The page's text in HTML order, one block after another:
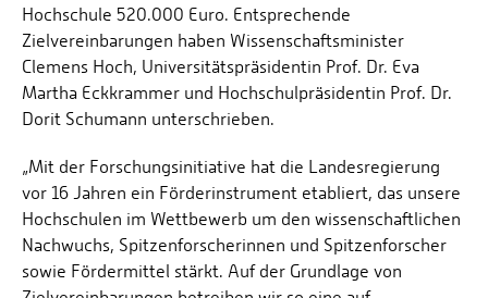
Hochschule 520.000 Euro. Entsprechende
Zielvereinbarungen haben Wissenschaftsminister
Clemens Hoch, Universitätspräsidentin Prof. Dr. Eva
Martha Eckkrammer und Hochschulpräsidentin Prof. Dr.
Dorit Schumann unterschrieben.
„Mit der Forschungsinitiative hat die Landesregierung
vor 16 Jahren ein Förderinstrument etabliert, das unsere
Hochschulen im Wettbewerb um den wissenschaftlichen
Nachwuchs, Spitzenforscherinnen und Spitzenforscher
sowie Fördermittel stärkt. Auf der Grundlage von